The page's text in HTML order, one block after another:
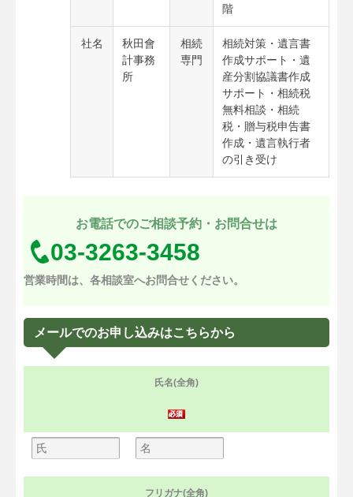
階
社名
秋田會
計事務
所
相続
専門
相続対策・遺言書
作成サポート・遺
産分割協議書作成
サポート・相続税
無料相談・相続
税・贈与税申告書
作成・遺言執行者
の引き受け
お電話でのご相談予約・お問合せは
03-3263-3458
営業時間は、各相談室へお問合せください。
メールでのお申し込みはこちらから
氏名(全角)
フリガナ(全角)